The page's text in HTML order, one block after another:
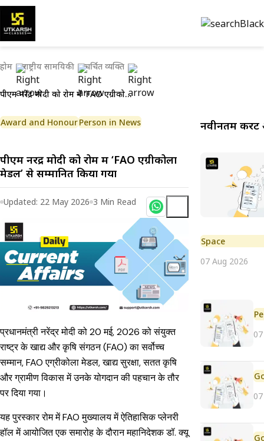
होम राष्ट्रीय सामयिकी चर्चित व्यक्ति
पीएम नरेंद्र मोदी को रोम में ‘FAO एग्रीकोला मेडल’ से सम्मानित किया गया
Award and HonourPerson in News
पीएम नरेंद्र मोदी को रोम में ‘FAO एग्रीकोला
मेडल’ से सम्मानित किया गया
Updated: 22 May 2026 3 Min Read
प्रधानमंत्री नरेंद्र मोदी को 20 मई, 2026 को संयुक्त
राष्ट्र के खाद्य और कृषि संगठन (FAO) का सर्वोच्च
सम्मान, FAO एग्रीकोला मेडल, खाद्य सुरक्षा, सतत कृषि
और ग्रामीण विकास में उनके योगदान की पहचान के तौर
पर दिया गया।
यह पुरस्कार रोम में FAO मुख्यालय में ऐतिहासिक प्लेनरी
हॉल में आयोजित एक समारोह के दौरान महानिदेशक डॉ. क्यू
नवीनतम करेंट
Space
07 Aug 2026